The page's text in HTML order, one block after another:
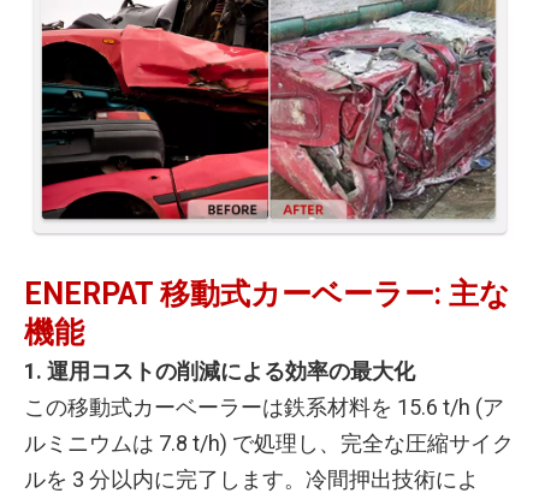
ENERPAT 移動式カーベーラー: 主な
機能
1. 運用コストの削減による効率の最大化
この移動式カーベーラーは鉄系材料を 15.6 t/h (ア
ルミニウムは 7.8 t/h) で処理し、完全な圧縮サイク
ルを 3 分以内に完了します。冷間押出技術によ